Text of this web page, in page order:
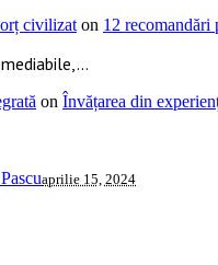
civilizat on 12 recomandări
on Învățarea din
aprilie 15, 2024